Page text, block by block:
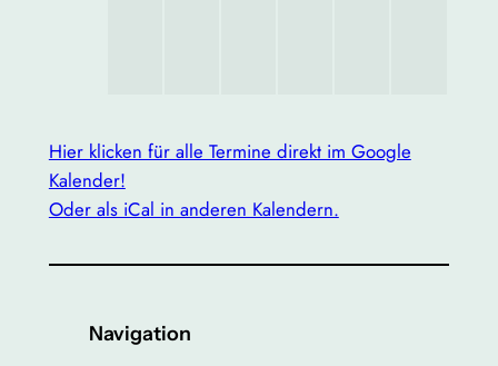
Hier klicken für alle Termine direkt im Google
Kalender!
Oder als iCal in anderen Kalendern.
Navigation